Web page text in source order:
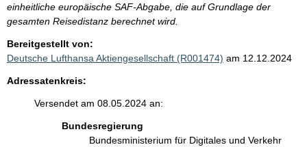
einheitliche europäische SAF-Abgabe, die auf Grundlage der
gesamten Reisedistanz berechnet wird.
Bereitgestellt von:
Deutsche Lufthansa Aktiengesellschaft (R001474) am 12.12.2024
Adressatenkreis:
Versendet am 08.05.2024 an:
Bundesregierung
Bundesministerium für Digitales und Verkehr